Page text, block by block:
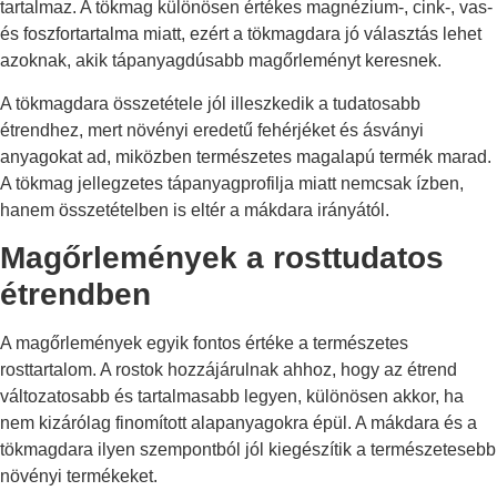
tartalmaz. A tökmag különösen értékes magnézium-, cink-, vas-
és foszfortartalma miatt, ezért a tökmagdara jó választás lehet
azoknak, akik tápanyagdúsabb magőrleményt keresnek.
A tökmagdara összetétele jól illeszkedik a tudatosabb
étrendhez, mert növényi eredetű fehérjéket és ásványi
anyagokat ad, miközben természetes magalapú termék marad.
A tökmag jellegzetes tápanyagprofilja miatt nemcsak ízben,
hanem összetételben is eltér a mákdara irányától.
Magőrlemények a rosttudatos
étrendben
A magőrlemények egyik fontos értéke a természetes
rosttartalom. A rostok hozzájárulnak ahhoz, hogy az étrend
változatosabb és tartalmasabb legyen, különösen akkor, ha
nem kizárólag finomított alapanyagokra épül. A mákdara és a
tökmagdara ilyen szempontból jól kiegészítik a természetesebb
növényi termékeket.